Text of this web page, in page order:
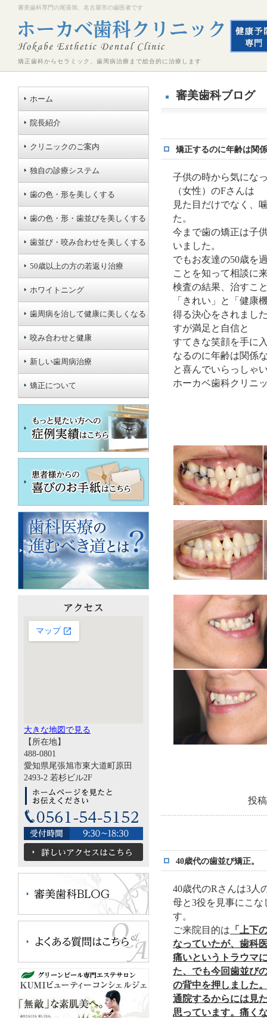
審美歯科専門の尾張旭、名古屋市の歯医者です
矯正歯科からセラミック、歯周病治療まで総合的に治療します
審美歯科ブログ
矯正するのに年齢は関
子供の時から気にな
（女性）のFさんは
見た目だけでなく、
た。
今まで歯の矯正は子
いました。
でもお友達の50歳を
ことを知って相談に
検査の結果、治すこ
「きれい」と「健康
得る決心をされまし
すが満足と自信と
すてきな笑顔を手に
なるのに年齢は関係
と喜んでいらっしゃ
ホーカベ歯科クリニ
投
40歳代の歯並び矯正。
40歳代のRさんは3人
母と3役を見事にこ
す。
ご来院目的は 「上下
なっていたが、歯科
痛いというトラウマ
た、でも今回歯並び
の背中を押しました
通院するからには見
思っています。痛く
ホーム
院長紹介
クリニックのご案内
独自の診療システム
歯の色・形を美しくする
歯の色・形・歯並びを美しくする
歯並び・咬み合わせを美しくする
50歳以上の方の若返り治療
ホワイトニング
歯周病を治して健康に美しくなる
咬み合わせと健康
新しい歯周病治療
矯正について
大きな地図で見る
【所在地】
488-0801
愛知県尾張旭市東大道町原田
2493-2 若杉ビル2F